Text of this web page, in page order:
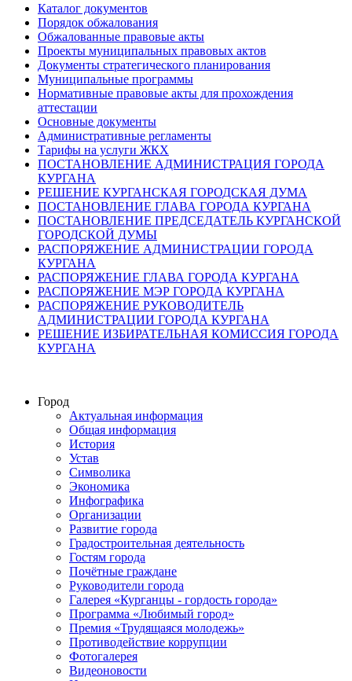
Каталог документов
Порядок обжалования
Обжалованные правовые акты
Проекты муниципальных правовых актов
Документы стратегического планирования
Муниципальные программы
Нормативные правовые акты для прохождения
аттестации
Основные документы
Административные регламенты
Тарифы на услуги ЖКХ
ПОСТАНОВЛЕНИЕ АДМИНИСТРАЦИЯ ГОРОДА
КУРГАНА
РЕШЕНИЕ КУРГАНСКАЯ ГОРОДСКАЯ ДУМА
ПОСТАНОВЛЕНИЕ ГЛАВА ГОРОДА КУРГАНА
ПОСТАНОВЛЕНИЕ ПРЕДСЕДАТЕЛЬ КУРГАНСКОЙ
ГОРОДСКОЙ ДУМЫ
РАСПОРЯЖЕНИЕ АДМИНИСТРАЦИИ ГОРОДА
КУРГАНА
РАСПОРЯЖЕНИЕ ГЛАВА ГОРОДА КУРГАНА
РАСПОРЯЖЕНИЕ МЭР ГОРОДА КУРГАНА
РАСПОРЯЖЕНИЕ РУКОВОДИТЕЛЬ
АДМИНИСТРАЦИИ ГОРОДА КУРГАНА
РЕШЕНИЕ ИЗБИРАТЕЛЬНАЯ КОМИССИЯ ГОРОДА
КУРГАНА
Город
Актуальная информация
Общая информация
История
Устав
Символика
Экономика
Инфографика
Организации
Развитие города
Градостроительная деятельность
Гостям города
Почётные граждане
Руководители города
Галерея «Курганцы - гордость города»
Программа «Любимый город»
Премия «Трудящаяся молодежь»
Противодействие коррупции
Фотогалерея
Видеоновости